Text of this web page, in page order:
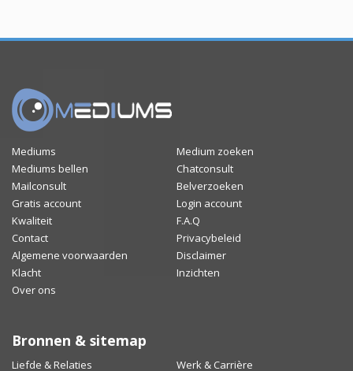
Mediums
Medium zoeken
Mediums bellen
Chatconsult
Mailconsult
Belverzoeken
Gratis account
Login account
Kwaliteit
F.A.Q
Contact
Privacybeleid
Algemene voorwaarden
Disclaimer
Klacht
Inzichten
Over ons
Bronnen & sitemap
Liefde & Relaties Werk & Carrière